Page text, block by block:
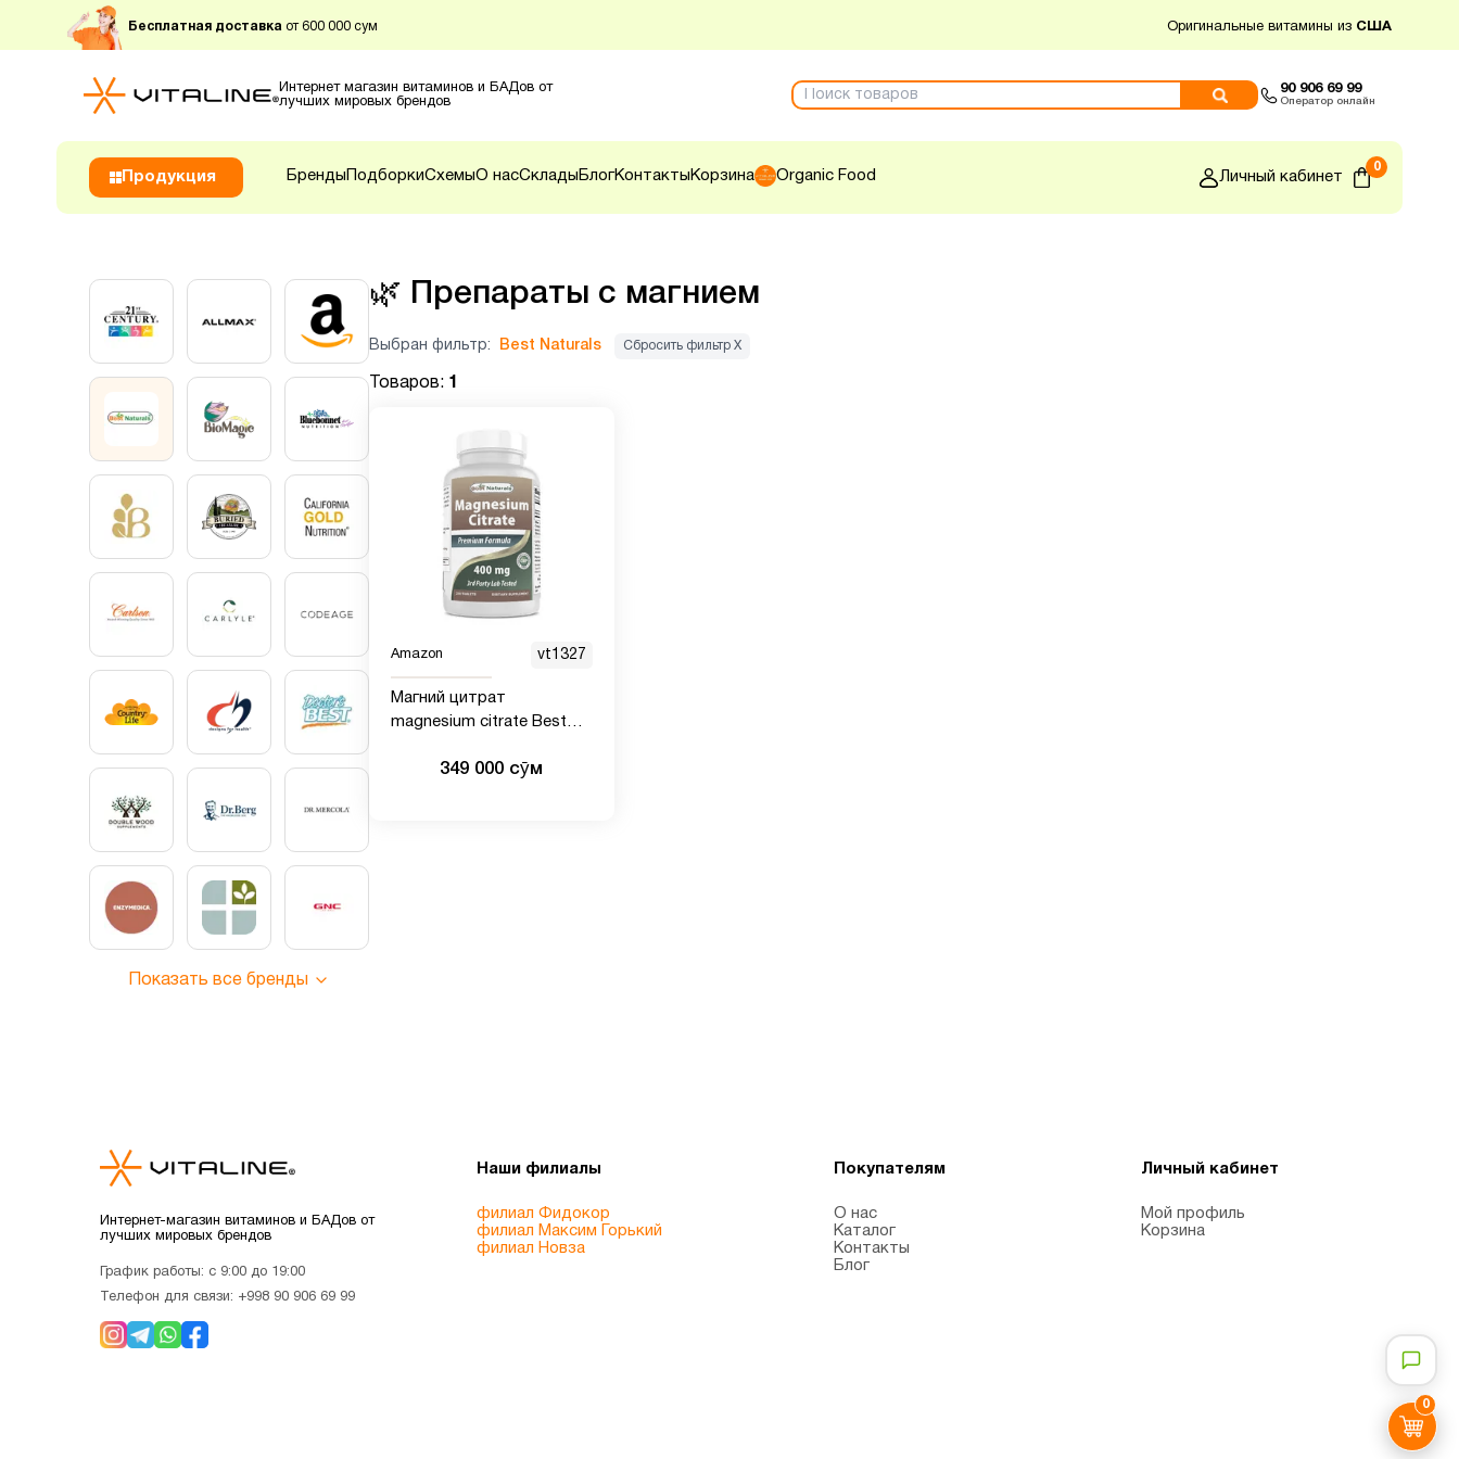
Бесплатная доставка от 600 000 сум Оригинальные витамины из США
Интернет магазин витаминов и БАДов от
лучших мировых брендов
90 906 69 99
Оператор онлайн
Продукция Бренды ПодборкиСхемыО насСклады БлогКонтакты Корзина Organic Food Личный кабинет
0
0
Показать все бренды
🌿 Препараты с магнием
Выбран фильтр: Best Naturals Сбросить фильтр Х
Товаров: 1
Amazon vt1327
Магний цитрат
magnesium citrate Best
таблеток349 000 сӯм
Интернет-магазин витаминов и БАДов от
лучших мировых брендов
График работы: с 9:00 до 19:00
Телефон для связи: +998 90 906 69 99
Наши филиалы
филиал Фидокор
филиал Максим Горький
филиал Новза
Покупателям
О нас
Каталог
Контакты
Блог
Личный кабинет
Мой профиль
Корзина